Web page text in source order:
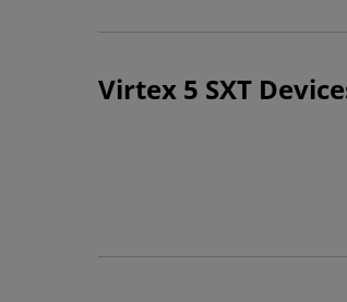
Virtex 5 SXT